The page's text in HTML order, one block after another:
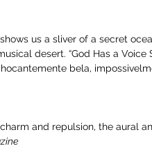
us a sliver of a secret
desert. “God Has a Voice
bela,
and repulsion, the aural